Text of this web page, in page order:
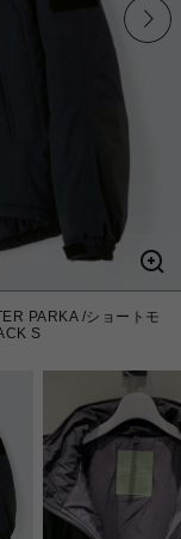
PARKA /ショートモ
S